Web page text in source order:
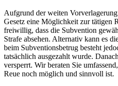
Aufgrund der weiten
Gesetz eine Möglichkeit zur tätigen
freiwillig, dass die Subvention
Strafe absehen. Alternativ kann es
beim Subventionsbetrug besteht
tatsächlich ausgezahlt wurde.
versperrt. Wir beraten Sie
Reue noch möglich und sinnvoll ist.